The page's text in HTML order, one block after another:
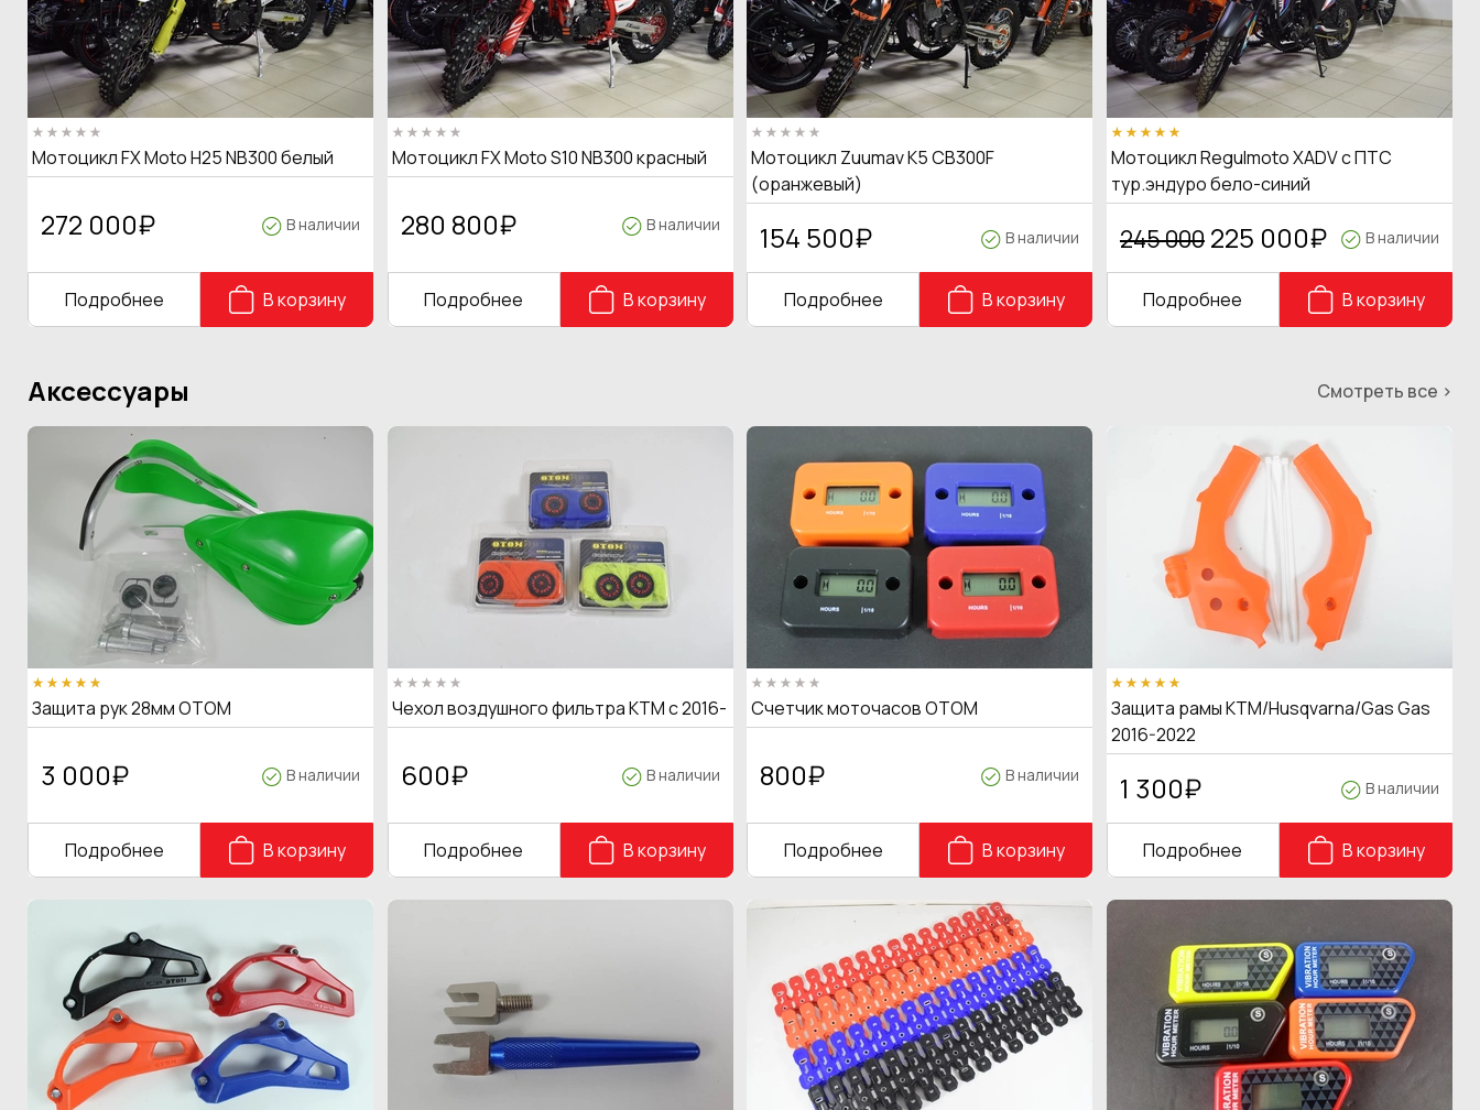
Мотоцикл FX Moto H25 NB300 белый
272 000₽ В наличии
Подробнее В корзину
Мотоцикл FX Moto S10 NB300 красный
280 800₽ В наличии
Подробнее В корзину
Мотоцикл Zuumav K5 CB300F
(оранжевый)
154 500₽ В наличии
Подробнее В корзину
Мотоцикл Regulmoto XADV с ПТС
тур.эндуро бело-синий
245 000 225 000₽ В наличии
Подробнее В корзину
Аксессуары Смотреть все >
Защита рук 28мм OTOM
3 000₽ В наличии
Подробнее В корзину
Чехол воздушного фильтра KTM с 2016-
600₽ В наличии
Подробнее В корзину
Счетчик моточасов OTOM
800₽ В наличии
Подробнее В корзину
Защита рамы KTM/Husqvarna/Gas Gas
2016-2022
1 300₽ В наличии
Подробнее В корзину